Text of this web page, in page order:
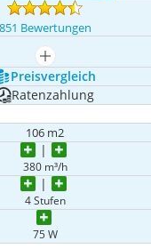
851 Bewertungen
mehr anzeigen
Preis­vergleich
Ratenzahlung
106 m2
380 m³/h
4 Stufen
75 W